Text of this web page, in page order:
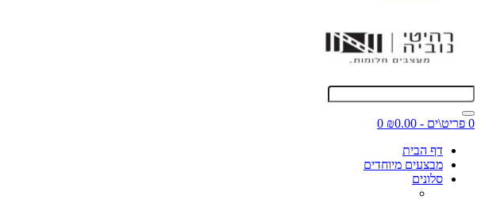
0 פריט\ים - ₪0.00
0
דף הבית
מבצעים מיוחדים
סלונים